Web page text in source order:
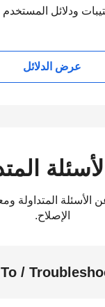
ودلائل المستخدم
عرض الدلائل
الأسئلة المتداولة
الإصلاح.
To /